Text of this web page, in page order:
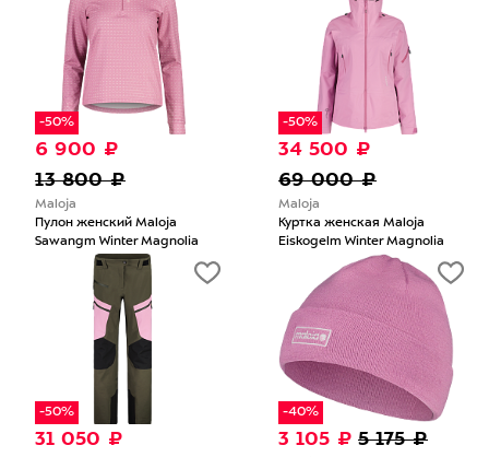
-50%
6 900 ₽
13 800 ₽
Maloja
Пулон женский Maloja
Sawangm Winter Magnolia
-50%
34 500 ₽
69 000 ₽
Maloja
Куртка женская Maloja
Eiskogelm Winter Magnolia
-50%
31 050 ₽
-40%
3 105 ₽ 5 175 ₽